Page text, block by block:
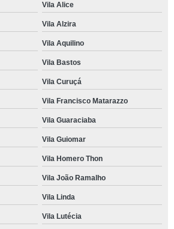
Vila Alice
Vila Alzira
Vila Aquilino
Vila Bastos
Vila Curuçá
Vila Francisco Matarazzo
Vila Guaraciaba
Vila Guiomar
Vila Homero Thon
Vila João Ramalho
Vila Linda
Vila Lutécia